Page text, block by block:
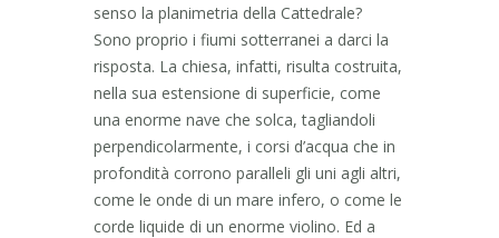
senso la planimetria della Cattedrale?
Sono proprio i fiumi sotterranei a darci la
risposta. La chiesa, infatti, risulta costruita,
nella sua estensione di superficie, come
una enorme nave che solca, tagliandoli
perpendicolarmente, i corsi d’acqua che in
profondità corrono paralleli gli uni agli altri,
come le onde di un mare infero, o come le
corde liquide di un enorme violino. Ed a